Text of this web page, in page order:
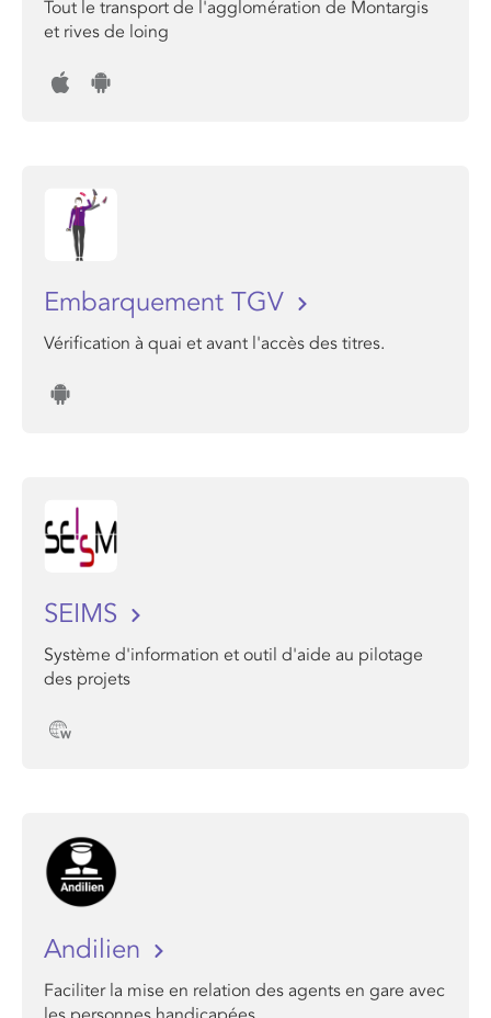
Tout le transport de l'agglomération de Montargis
et rives de loing
Embarquement TGV
Vérification à quai et avant l'accès des titres.
SEIMS
Système d'information et outil d'aide au pilotage
des projets
Andilien
Faciliter la mise en relation des agents en gare avec